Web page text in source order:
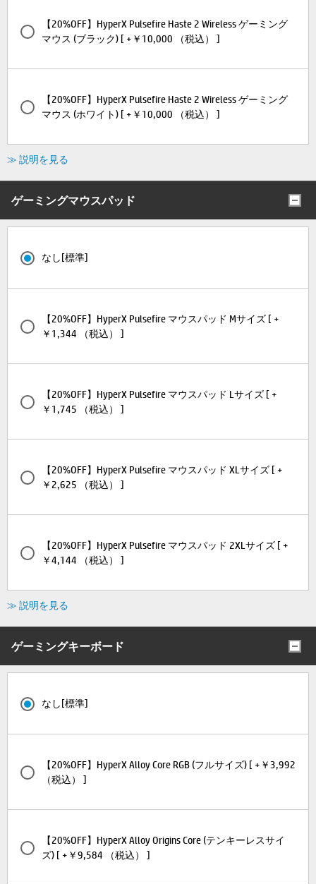
【20%OFF】HyperX Pulsefire Haste 2 Wireless ゲーミング
マウス (ブラック) [ +￥10,000 （税込） ]
【20%OFF】HyperX Pulsefire Haste 2 Wireless ゲーミング
マウス (ホワイト) [ +￥10,000 （税込） ]
≫ 説明を見る
ゲーミングマウスパッド
なし[標準]
【20%OFF】HyperX Pulsefire マウスパッド Mサイズ [ +
￥1,344 （税込） ]
【20%OFF】HyperX Pulsefire マウスパッド Lサイズ [ +
￥1,745 （税込） ]
【20%OFF】HyperX Pulsefire マウスパッド XLサイズ [ +
￥2,625 （税込） ]
【20%OFF】HyperX Pulsefire マウスパッド 2XLサイズ [ +
￥4,144 （税込） ]
≫ 説明を見る
ゲーミングキーボード
なし[標準]
【20%OFF】HyperX Alloy Core RGB (フルサイズ) [ +￥3,992
（税込） ]
【20%OFF】HyperX Alloy Origins Core (テンキーレスサイ
ズ) [ +￥9,584 （税込） ]